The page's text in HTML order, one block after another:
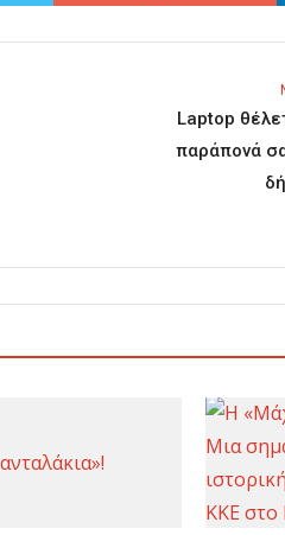
Laptop
παράπονά